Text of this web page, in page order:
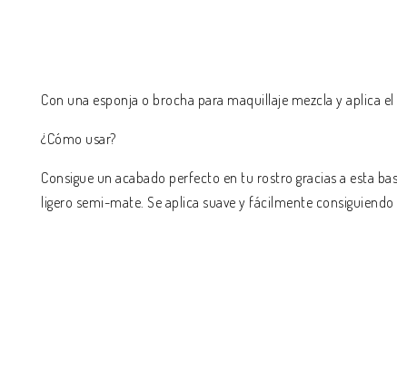
Con una esponja o brocha para maquillaje mezcla y aplica
¿Cómo usar?
Consigue un acabado perfecto en tu rostro gracias a esta
ligero semi-mate. Se aplica suave y fácilmente